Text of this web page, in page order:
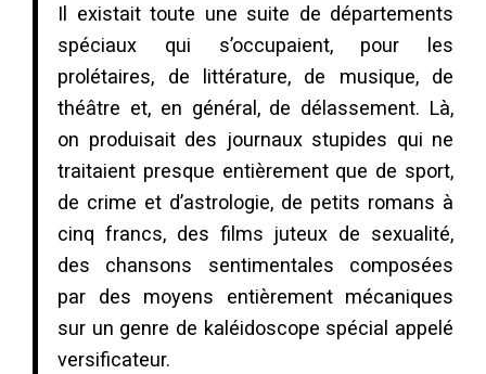
Il existait toute une suite de départements
spéciaux qui s’occupaient, pour les
prolétaires, de littérature, de musique, de
théâtre et, en général, de délassement. Là,
on produisait des journaux stupides qui ne
traitaient presque entièrement que de sport,
de crime et d’astrologie, de petits romans à
cinq francs, des films juteux de sexualité,
des chansons sentimentales composées
par des moyens entièrement mécaniques
sur un genre de kaléidoscope spécial appelé
versificateur.